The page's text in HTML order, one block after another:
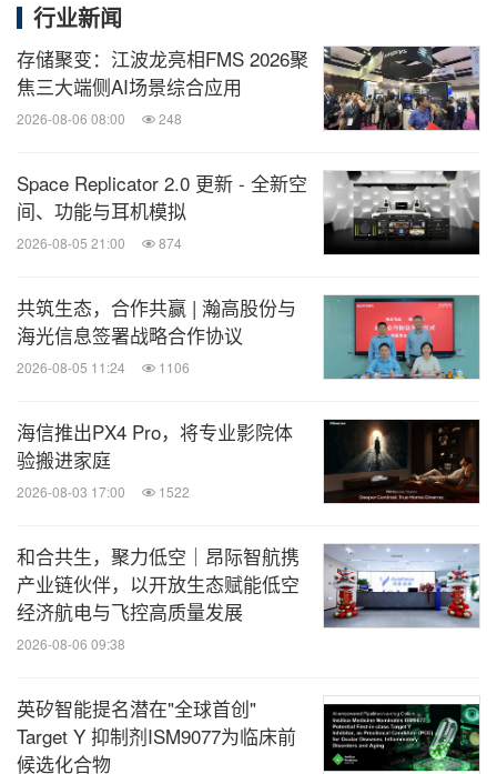
行业新闻
存储聚变：江波龙亮相FMS 2026聚
焦三大端侧AI场景综合应用
2026-08-06 08:00 248
Space Replicator 2.0 更新 - 全新空
间、功能与耳机模拟
2026-08-05 21:00 874
共筑生态，合作共赢 | 瀚高股份与
海光信息签署战略合作协议
2026-08-05 11:24 1106
海信推出PX4 Pro，将专业影院体
验搬进家庭
2026-08-03 17:00 1522
和合共生，聚力低空｜昂际智航携
产业链伙伴，以开放生态赋能低空
经济航电与飞控高质量发展
2026-08-06 09:38
英矽智能提名潜在"全球首创"
Target Y 抑制剂ISM9077为临床前
候选化合物